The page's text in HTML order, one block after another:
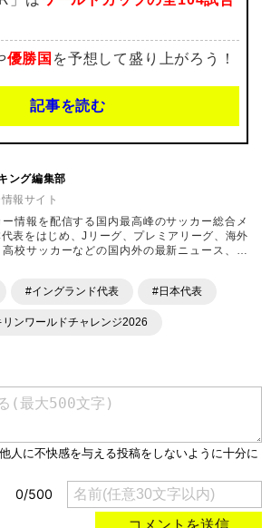
優勝国 を予想して盛り上がろう！
記事を読む
ング編集部
報サイト
情報を配信する国内最高峰のサッカー総合メ
表をはじめ、Jリーグ、プレミアリーグ、海外
校サッカーなどの国内外の最新ニュース、コ
「Instagram」「YouTube」「TikTok」など、
#イングランド代表 #日本代表
リンワールドチャレンジ2026